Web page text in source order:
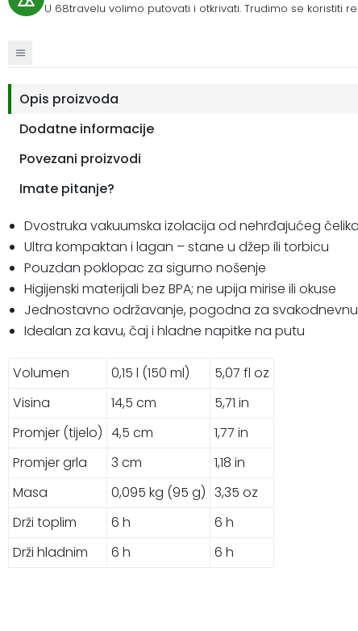
U 68travelu volimo putovati i otkrivati. Trudimo se koristiti
Opis proizvoda
Dodatne informacije
Povezani proizvodi
Imate pitanje?
Dvostruka vakuumska izolacija od nehrđajućeg čelika
Ultra kompaktan i lagan – stane u džep ili torbicu
Pouzdan poklopac za sigurno nošenje
Higijenski materijali bez BPA; ne upija mirise ili okuse
Jednostavno održavanje, pogodna za
Idealan za kavu, čaj i hladne napitke na putu
Volumen 0,15 l (150 ml)
5,07 fl oz
Visina
14,5 cm
5,71 in
Promjer (tijelo) 4,5 cm
1,77 in
Promjer grla
3 cm
1,18 in
Masa
0,095 kg (95 g) 3,35 oz
Drži toplim
6 h
6 h
Drži hladnim
6 h 6 h